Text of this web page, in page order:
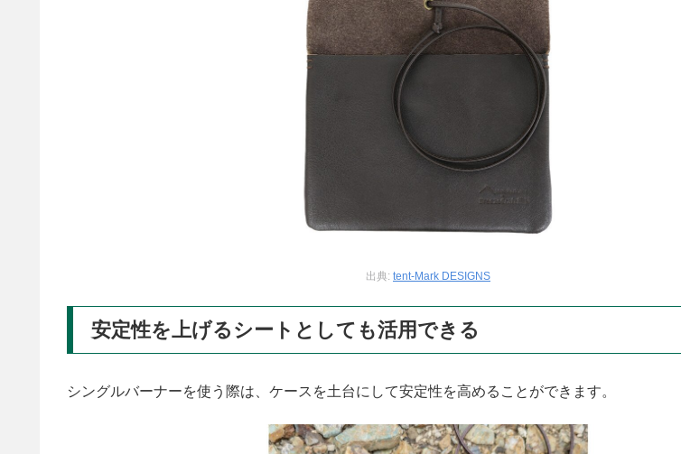
出典: tent-Mark DESIGNS
安定性を上げるシートとしても活用できる
シングルバーナーを使う際は、ケースを土台にして安定性を高めることができます。